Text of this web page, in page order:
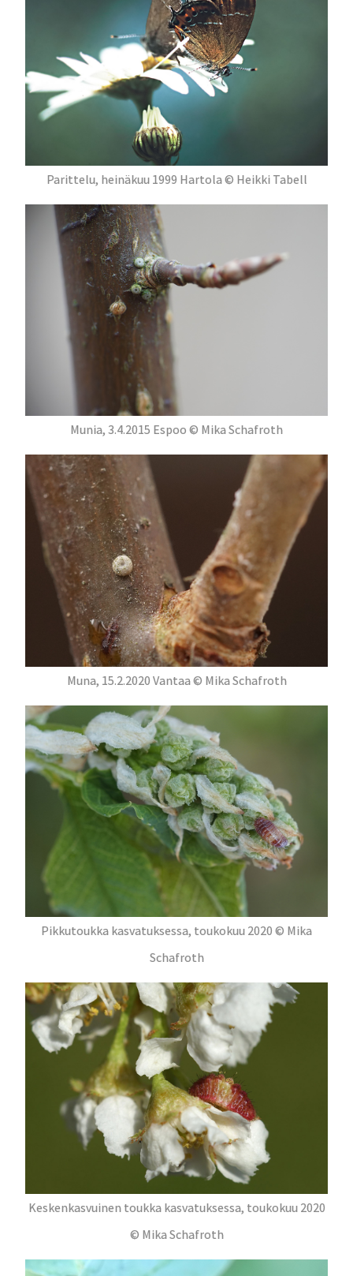
Parittelu, heinäkuu 1999 Hartola © Heikki Tabell
Munia, 3.4.2015 Espoo © Mika Schafroth
Muna, 15.2.2020 Vantaa © Mika Schafroth
Pikkutoukka kasvatuksessa, toukokuu 2020 © Mika
Schafroth
Keskenkasvuinen toukka kasvatuksessa, toukokuu 2020
© Mika Schafroth